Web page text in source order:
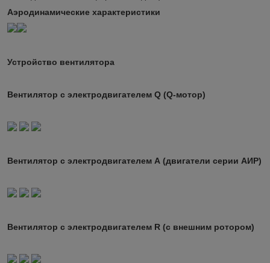
Аэродинамические характеристики
Устройство вентилятора
Вентилятор с электродвигателем Q (Q-мотор)
Вентилятор с электродвигателем А (двигатели серии АИР)
Вентилятор с электродвигателем R (с внешним ротором)